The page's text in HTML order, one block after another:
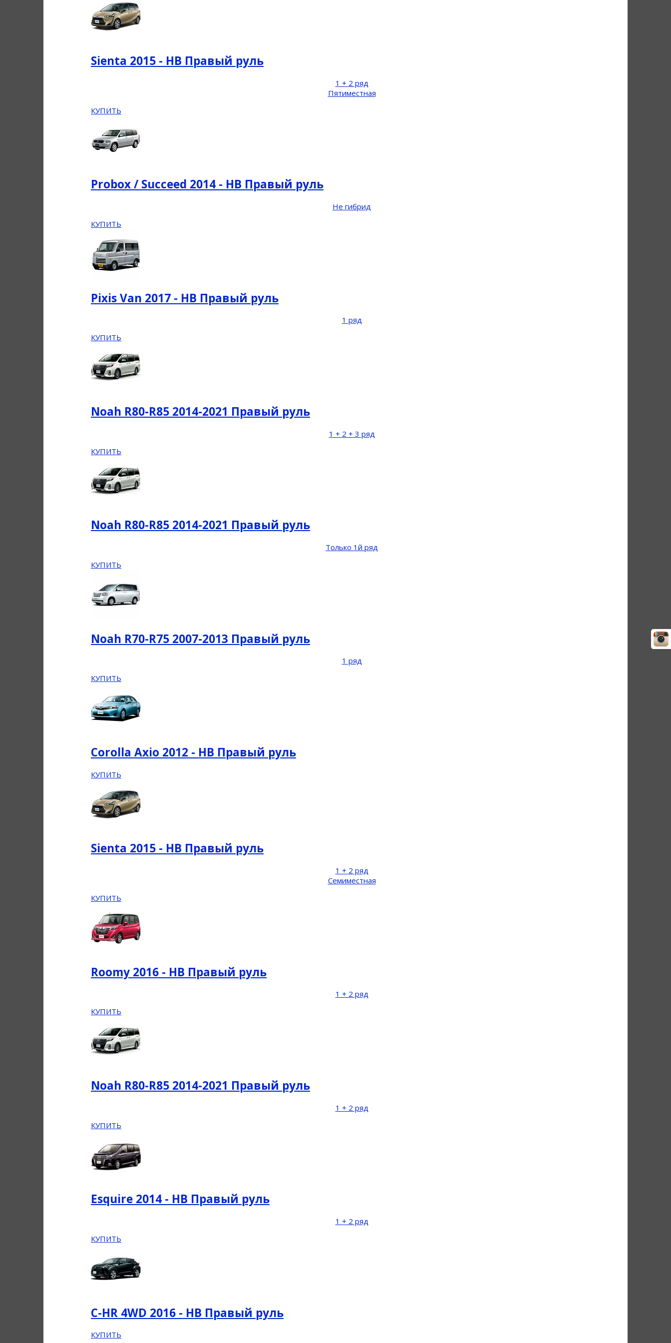
Sienta 2015 - НВ Правый руль
1 + 2 ряд
Пятиместная
КУПИТЬ
Probox / Succeed 2014 - НВ Правый руль
Не гибрид
КУПИТЬ
Pixis Van 2017 - НВ Правый руль
1 ряд
КУПИТЬ
Noah R80-R85 2014-2021 Правый руль
1 + 2 + 3 ряд
КУПИТЬ
Noah R80-R85 2014-2021 Правый руль
Только 1й ряд
КУПИТЬ
Noah R70-R75 2007-2013 Правый руль
1 ряд
КУПИТЬ
Corolla Axio 2012 - НВ Правый руль
КУПИТЬ
Sienta 2015 - НВ Правый руль
1 + 2 ряд
Семиместная
КУПИТЬ
Roomy 2016 - НВ Правый руль
1 + 2 ряд
КУПИТЬ
Noah R80-R85 2014-2021 Правый руль
1 + 2 ряд
КУПИТЬ
Esquire 2014 - НВ Правый руль
1 + 2 ряд
КУПИТЬ
C-HR 4WD 2016 - НВ Правый руль
КУПИТЬ